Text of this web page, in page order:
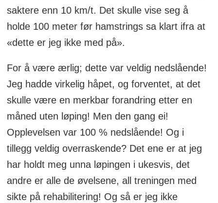
saktere enn 10 km/t. Det skulle vise seg å
holde 100 meter før hamstrings sa klart ifra at
«dette er jeg ikke med på».
For å være ærlig; dette var veldig nedslående!
Jeg hadde virkelig håpet, og forventet, at det
skulle være en merkbar forandring etter en
måned uten løping! Men den gang ei!
Opplevelsen var 100 % nedslående! Og i
tillegg veldig overraskende? Det ene er at jeg
har holdt meg unna løpingen i ukesvis, det
andre er alle de øvelsene, all treningen med
sikte på rehabilitering! Og så er jeg ikke